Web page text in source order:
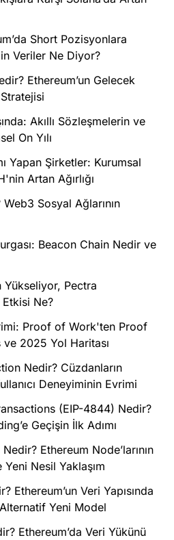
Short Pozisyonlara
Veriler Ne Diyor?
Ethereum’un Gelecek
Akıllı Sözleşmelerin ve
On Yılı
Yapan Şirketler: Kurumsal
Artan Ağırlığı
Sosyal Ağlarının
Beacon Chain Nedir ve
Yükseliyor, Pectra
Ne?
Proof of Work'ten Proof
2025 Yol Haritası
Nedir? Cüzdanların
Deneyiminin Evrimi
(EIP-4844) Nedir?
Geçişin İlk Adımı
Ethereum Node’larının
Nesil Yaklaşım
Ethereum’un Veri Yapısında
Yeni Model
Ethereum’da Veri Yükünü